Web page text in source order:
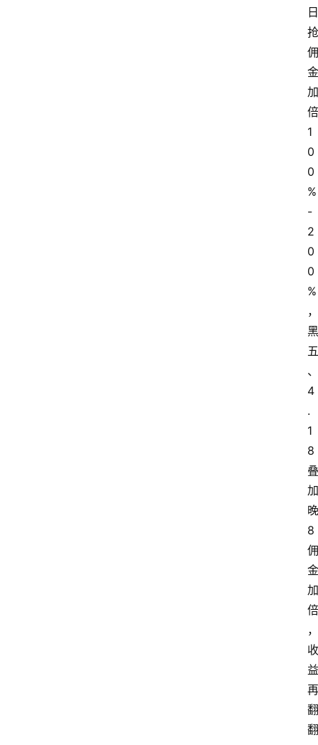
日
抢
佣
金
加
倍
1
0
0
%
-
2
0
0
%
，
黑
五
、
4
.
1
8
叠
加
晚
8
佣
金
加
倍
，
收
益
再
翻
翻